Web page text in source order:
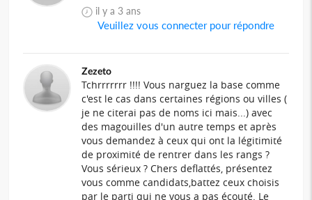
il y a 3 ans
Veuillez vous connecter pour répondre
Zezeto
Tchrrrrrrr !!!! Vous narguez la base comme
c'est le cas dans certaines régions ou villes (
je ne citerai pas de noms ici mais...) avec
des magouilles d'un autre temps et après
vous demandez à ceux qui ont la légitimité
de proximité de rentrer dans les rangs ?
Vous sérieux ? Chers deflattés, présentez
vous comme candidats,battez ceux choisis
par le parti qui ne vous a pas écouté. Le